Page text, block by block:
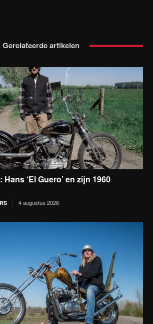
Gerelateerde artikelen
‘El Guero’ en zijn 1960
4 augustus 2026